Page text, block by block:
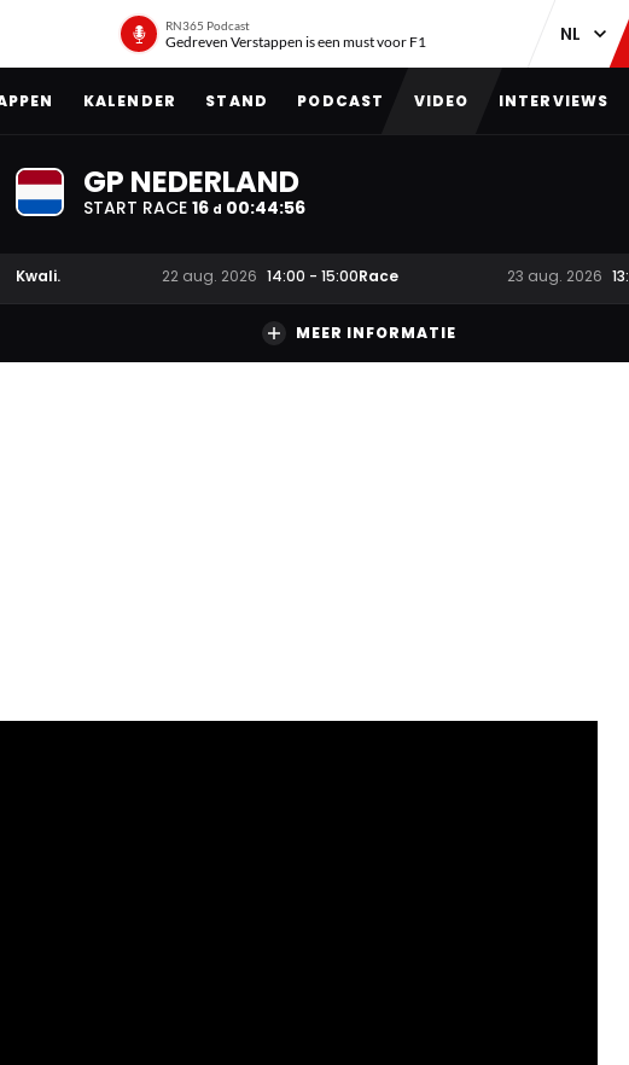
RN365 Podcast
Gedreven Verstappen is een must voor F1
KALENDER STAND PODCAST VIDEO INTERVIEWS
GP NEDERLAND
START RACE 16 d 00:44:55
Kwali. 22 aug. 2026 14:00 - 15:00Race 23 aug. 2026
MEER INFORMATIE